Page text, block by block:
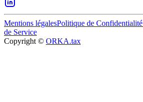
Mentions légalesPolitique de Confidentialité
de Service
Copyright © ORKA.tax